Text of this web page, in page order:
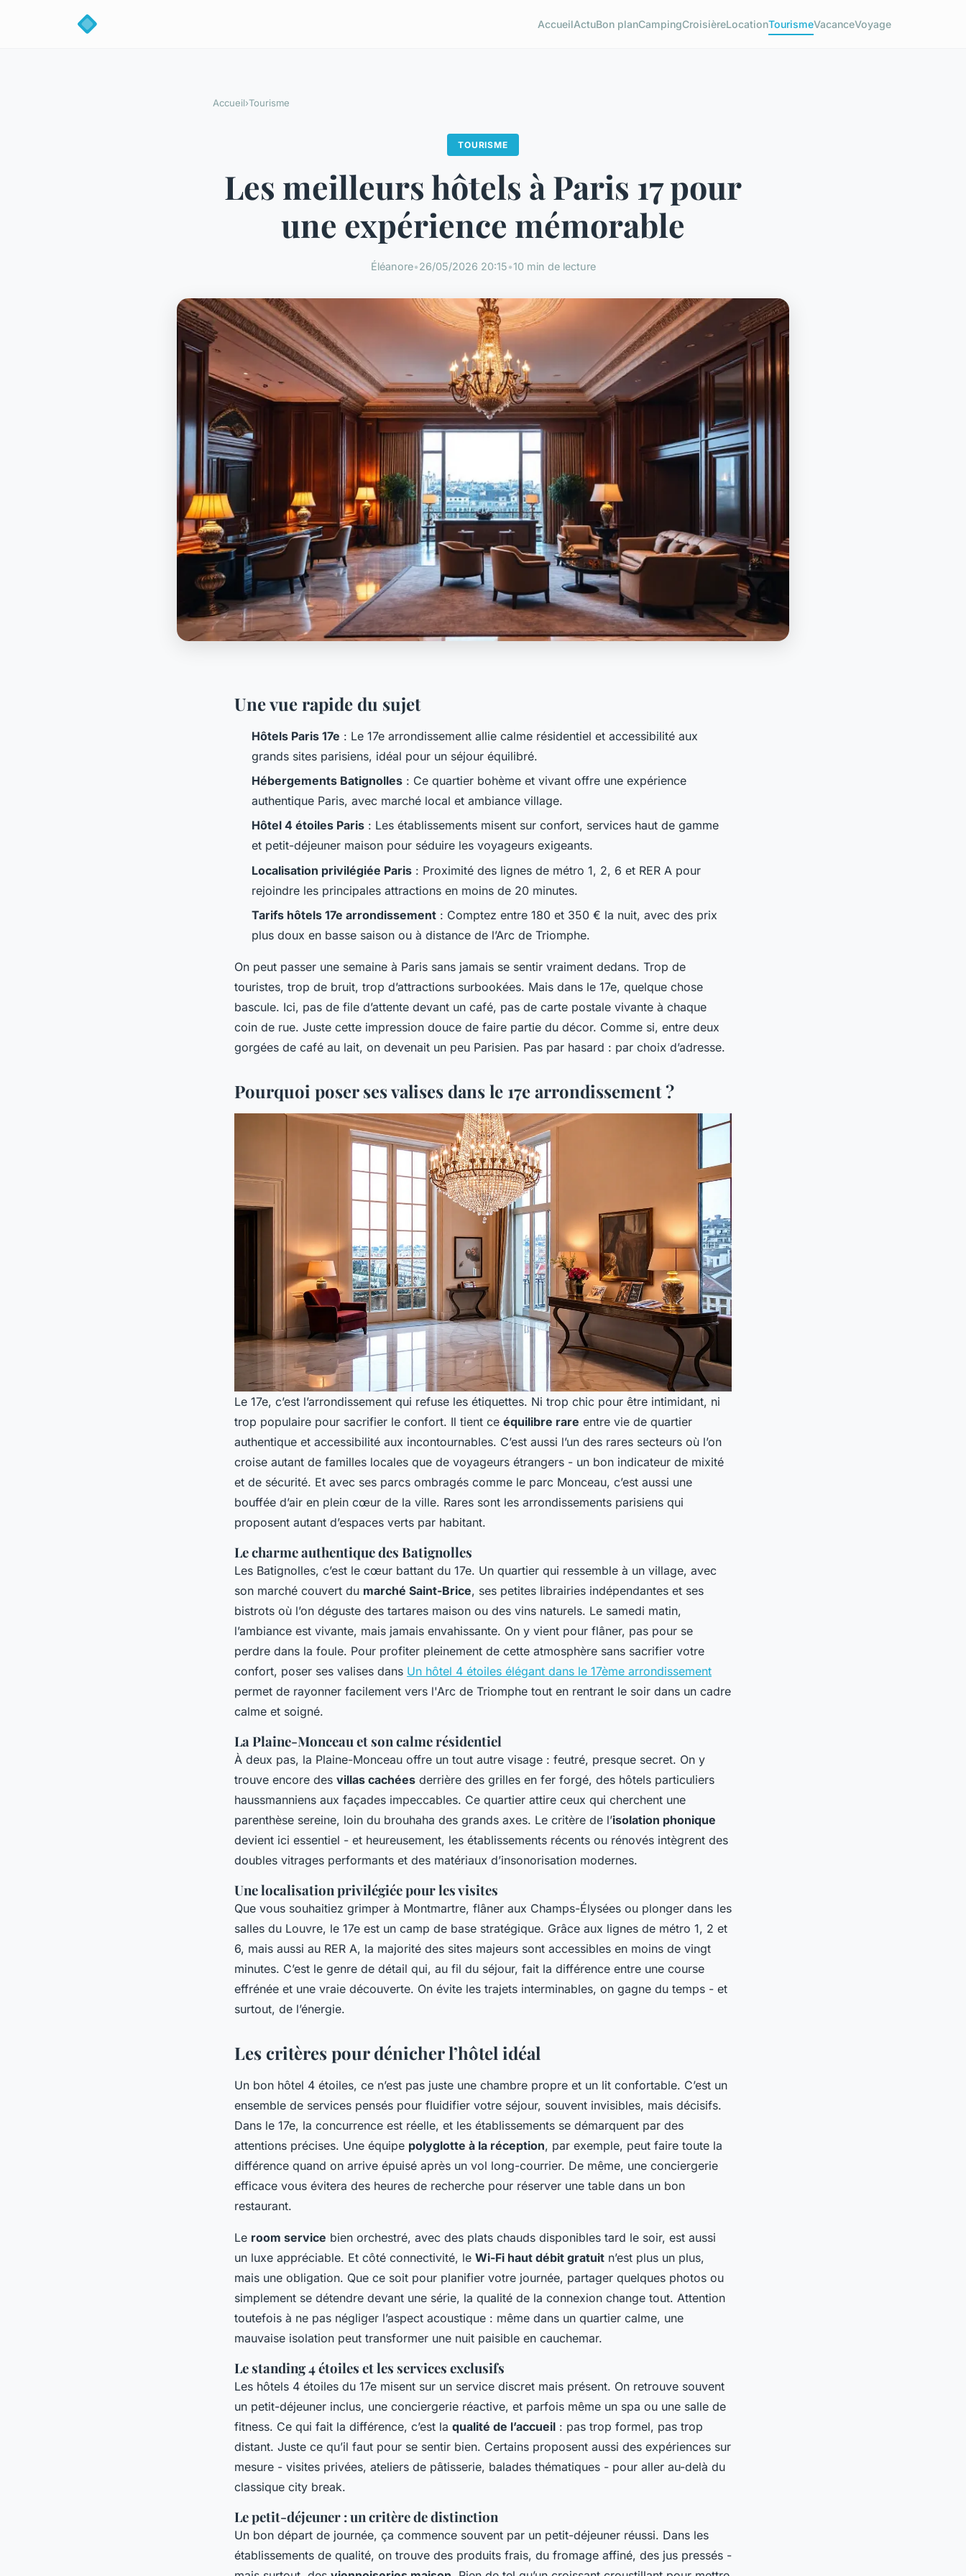
AccueilActuBon planCampingCroisièreLocationTourismeVacanceVoyage
Accueil›Tourisme
TOURISME
Les meilleurs hôtels à Paris 17 pour
une expérience mémorable
Éléanore•26/05/2026 20:15•10 min de lecture
Une vue rapide du sujet
Hôtels Paris 17e : Le 17e arrondissement allie calme résidentiel et accessibilité aux
grands sites parisiens, idéal pour un séjour équilibré.
Hébergements Batignolles : Ce quartier bohème et vivant offre une expérience
authentique Paris, avec marché local et ambiance village.
Hôtel 4 étoiles Paris : Les établissements misent sur confort, services haut de gamme
et petit-déjeuner maison pour séduire les voyageurs exigeants.
Localisation privilégiée Paris : Proximité des lignes de métro 1, 2, 6 et RER A pour
rejoindre les principales attractions en moins de 20 minutes.
Tarifs hôtels 17e arrondissement : Comptez entre 180 et 350 € la nuit, avec des prix
plus doux en basse saison ou à distance de l’Arc de Triomphe.
On peut passer une semaine à Paris sans jamais se sentir vraiment dedans. Trop de
touristes, trop de bruit, trop d’attractions surbookées. Mais dans le 17e, quelque chose
bascule. Ici, pas de file d’attente devant un café, pas de carte postale vivante à chaque
coin de rue. Juste cette impression douce de faire partie du décor. Comme si, entre deux
gorgées de café au lait, on devenait un peu Parisien. Pas par hasard : par choix d’adresse.
Pourquoi poser ses valises dans le 17e arrondissement ?
Le 17e, c’est l’arrondissement qui refuse les étiquettes. Ni trop chic pour être intimidant, ni
trop populaire pour sacrifier le confort. Il tient ce équilibre rare entre vie de quartier
authentique et accessibilité aux incontournables. C’est aussi l’un des rares secteurs où l’on
croise autant de familles locales que de voyageurs étrangers - un bon indicateur de mixité
et de sécurité. Et avec ses parcs ombragés comme le parc Monceau, c’est aussi une
bouffée d’air en plein cœur de la ville. Rares sont les arrondissements parisiens qui
proposent autant d’espaces verts par habitant.
Le charme authentique des Batignolles
Les Batignolles, c’est le cœur battant du 17e. Un quartier qui ressemble à un village, avec
son marché couvert du marché Saint-Brice, ses petites librairies indépendantes et ses
bistrots où l’on déguste des tartares maison ou des vins naturels. Le samedi matin,
l’ambiance est vivante, mais jamais envahissante. On y vient pour flâner, pas pour se
perdre dans la foule. Pour profiter pleinement de cette atmosphère sans sacrifier votre
confort, poser ses valises dans Un hôtel 4 étoiles élégant dans le 17ème arrondissement
permet de rayonner facilement vers l'Arc de Triomphe tout en rentrant le soir dans un cadre
calme et soigné.
La Plaine-Monceau et son calme résidentiel
À deux pas, la Plaine-Monceau offre un tout autre visage : feutré, presque secret. On y
trouve encore des villas cachées derrière des grilles en fer forgé, des hôtels particuliers
haussmanniens aux façades impeccables. Ce quartier attire ceux qui cherchent une
parenthèse sereine, loin du brouhaha des grands axes. Le critère de l’isolation phonique
devient ici essentiel - et heureusement, les établissements récents ou rénovés intègrent des
doubles vitrages performants et des matériaux d’insonorisation modernes.
Une localisation privilégiée pour les visites
Que vous souhaitiez grimper à Montmartre, flâner aux Champs-Élysées ou plonger dans les
salles du Louvre, le 17e est un camp de base stratégique. Grâce aux lignes de métro 1, 2 et
6, mais aussi au RER A, la majorité des sites majeurs sont accessibles en moins de vingt
minutes. C’est le genre de détail qui, au fil du séjour, fait la différence entre une course
effrénée et une vraie découverte. On évite les trajets interminables, on gagne du temps - et
surtout, de l’énergie.
Les critères pour dénicher l’hôtel idéal
Un bon hôtel 4 étoiles, ce n’est pas juste une chambre propre et un lit confortable. C’est un
ensemble de services pensés pour fluidifier votre séjour, souvent invisibles, mais décisifs.
Dans le 17e, la concurrence est réelle, et les établissements se démarquent par des
attentions précises. Une équipe polyglotte à la réception, par exemple, peut faire toute la
différence quand on arrive épuisé après un vol long-courrier. De même, une conciergerie
efficace vous évitera des heures de recherche pour réserver une table dans un bon
restaurant.
Le room service bien orchestré, avec des plats chauds disponibles tard le soir, est aussi
un luxe appréciable. Et côté connectivité, le Wi-Fi haut débit gratuit n’est plus un plus,
mais une obligation. Que ce soit pour planifier votre journée, partager quelques photos ou
simplement se détendre devant une série, la qualité de la connexion change tout. Attention
toutefois à ne pas négliger l’aspect acoustique : même dans un quartier calme, une
mauvaise isolation peut transformer une nuit paisible en cauchemar.
Le standing 4 étoiles et les services exclusifs
Les hôtels 4 étoiles du 17e misent sur un service discret mais présent. On retrouve souvent
un petit-déjeuner inclus, une conciergerie réactive, et parfois même un spa ou une salle de
fitness. Ce qui fait la différence, c’est la qualité de l’accueil : pas trop formel, pas trop
distant. Juste ce qu’il faut pour se sentir bien. Certains proposent aussi des expériences sur
mesure - visites privées, ateliers de pâtisserie, balades thématiques - pour aller au-delà du
classique city break.
Le petit-déjeuner : un critère de distinction
Un bon départ de journée, ça commence souvent par un petit-déjeuner réussi. Dans les
établissements de qualité, on trouve des produits frais, du fromage affiné, des jus pressés -